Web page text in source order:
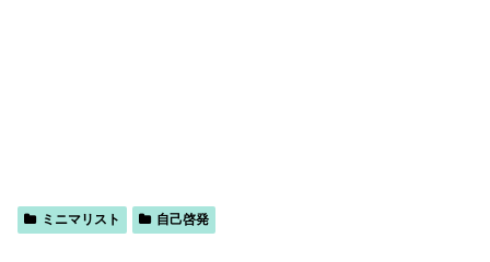
ミニマリスト 自己啓発